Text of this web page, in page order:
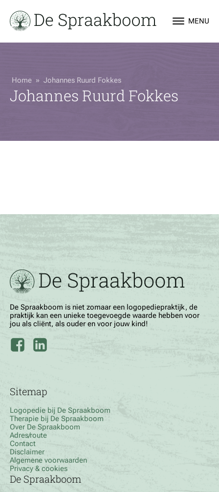
MENU
Home » Johannes Ruurd Fokkes
Johannes Ruurd Fokkes
De Spraakboom is niet zomaar een logopediepraktijk, de
praktijk kan een unieke toegevoegde waarde hebben voor
jou als cliënt, als ouder en voor jouw kind!
Sitemap
Logopedie bij De Spraakboom
Therapie bij De Spraakboom
Over De Spraakboom
Adres/route
Contact
Disclaimer
Algemene voorwaarden
Privacy & cookies
De Spraakboom